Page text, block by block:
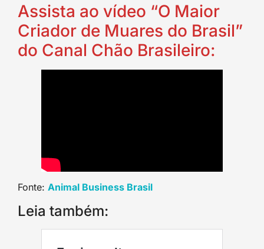
Assista ao vídeo “O Maior
Criador de Muares do Brasil”
do Canal Chão Brasileiro:
Fonte: Animal Business Brasil
Leia também: